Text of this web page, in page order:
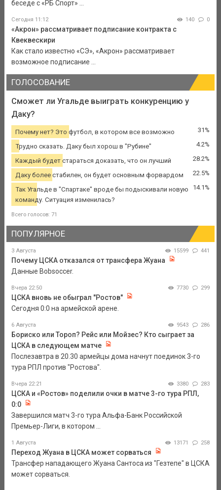
беседе с «РБ Спорт» ...
Сегодня 11:12 140 0
«Акрон» рассматривает подписание контракта с
Квеквескири
Как стало известно «СЭ», «Акрон» рассматривает
возможное подписание ...
ГОЛОСОВАНИЕ
Сможет ли Угальде выиграть конкуренцию у
Даку?
Почему нет? Это футбол, в котором все возможно 31%
Трудно сказать. Даку был хорош в "Рубине" 4.2%
Каждый будет стараться доказать, что он лучший 28.2%
Даку более стабилен, он будет основным форвардом 22.5%
Так Угальде в "Спартаке" вроде бы подыскивали новую
команду. Ситуация изменилась?
14.1%
Всего голосов: 71
ПОПУЛЯРНОЕ
3 Августа 15599 441
Почему ЦСКА отказался от трансфера Жуана
Данные Bobsoccer.
Вчера 22:50 7730 299
ЦСКА вновь не обыграл "Ростов"
Сегодня 0:0 на армейской арене.
6 Августа 9543 286
Бориско или Тороп? Рейс или Мойзес? Кто сыграет за
ЦСКА в следующем матче
Послезавтра в 20.30 армейцы дома начнут поединок 3-го
тура РПЛ против "Ростова".
Вчера 22:21 3380 283
ЦСКА и «Ростов» поделили очки в матче 3-го тура РПЛ,
0:0
Завершился матч 3-го тура Альфа-Банк Российской
Премьер-Лиги, в котором ...
1 Августа 13171 258
Переход Жуана в ЦСКА может сорваться
Трансфер нападающего Жуана Сантоса из "Гезтепе" в ЦСКА
может сорваться.